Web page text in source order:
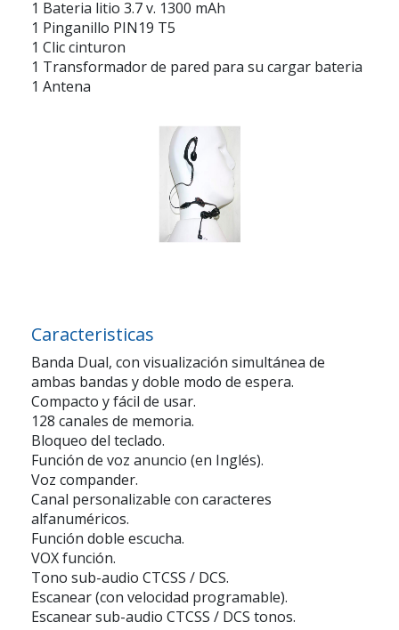
1 Bateria litio 3.7 v. 1300 mAh
1 Pinganillo PIN19 T5
1 Clic cinturon
1 Transformador de pared para su cargar bateria
1 Antena
Caracteristicas
Banda Dual, con visualización simultánea de
ambas bandas y doble modo de espera.
Compacto y fácil de usar.
128 canales de memoria.
Bloqueo del teclado.
Función de voz anuncio (en Inglés).
Voz compander.
Canal personalizable con caracteres
alfanuméricos.
Función doble escucha.
VOX función.
Tono sub-audio CTCSS / DCS.
Escanear (con velocidad programable).
Escanear sub-audio CTCSS / DCS tonos.